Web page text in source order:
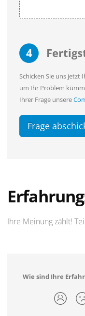
4
Schicken Sie uns jetzt
um Ihr Problem
Ihrer Frage unsere
Frage
Ihre Meinung zählt!
Wie sind Ihre